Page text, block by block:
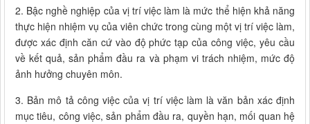
2. Bậc nghề nghiệp của vị trí việc làm là mức thể hiện khả năng
thực hiện nhiệm vụ của viên chức trong cùng một vị trí việc làm,
được xác định căn cứ vào độ phức tạp của công việc, yêu cầu
về kết quả, sản phẩm đầu ra và phạm vi trách nhiệm, mức độ
ảnh hưởng chuyên môn.
3. Bản mô tả công việc của vị trí việc làm là văn bản xác định
mục tiêu, công việc, sản phẩm đầu ra, quyền hạn, mối quan hệ